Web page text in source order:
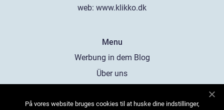
web: www.klikko.dk
Menu
Werbung in dem Blog
Über uns
Kontaktiere uns
På vores website bruges cookies til at huske dine indstillinger,